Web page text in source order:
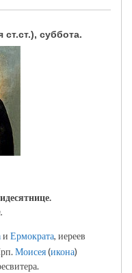
ст.ст.), суббота.
и Ермократа, иереев
Моисея(икона)